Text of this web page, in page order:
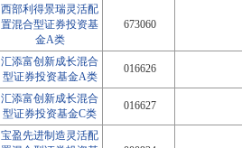
西部利得景瑞灵活配
置混合型证券投资基
金A类
673060
汇添富创新成长混合
型证券投资基金A类
016626
汇添富创新成长混合
型证券投资基金C类
016627
宝盈先进制造灵活配